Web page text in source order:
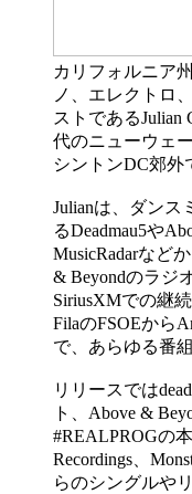
カリフォルニア
ノ、エレクトロ
ストであるJulian
代のニューウェ
シントンDC郊外
Julianは、ダンス
るDeadmau5や
MusicRadarなど
& Beyondのラジ
SiriusXMでの継
FilaのFSOEから
で、あらゆる番
リリースでは
ト、Above &
#REALPROGの
Recordings、
らのシングルや